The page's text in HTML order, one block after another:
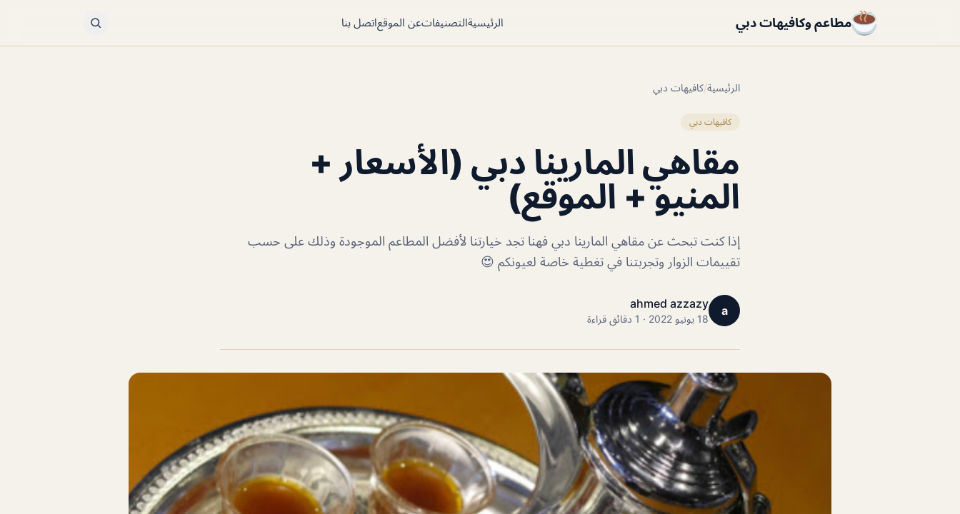
مطاعم وكافيهات دبي الرئيسيةالتصنيفاتعن الموقعاتصل بنا
الرئيسية/كافيهات دبي
كافيهات دبي
مقاهي المارينا دبي (الأسعار +
المنيو + الموقع)
إذا كنت تبحث عن مقاهي المارينا دبي فهنا تجد خيارتنا لأفضل المطاعم الموجودة وذلك على حسب
تقييمات الزوار وتجربتنا في تغطية خاصة لعيونكم 😍
a
ahmed azzazy
18 يونيو 2022 · 1 دقائق قراءة